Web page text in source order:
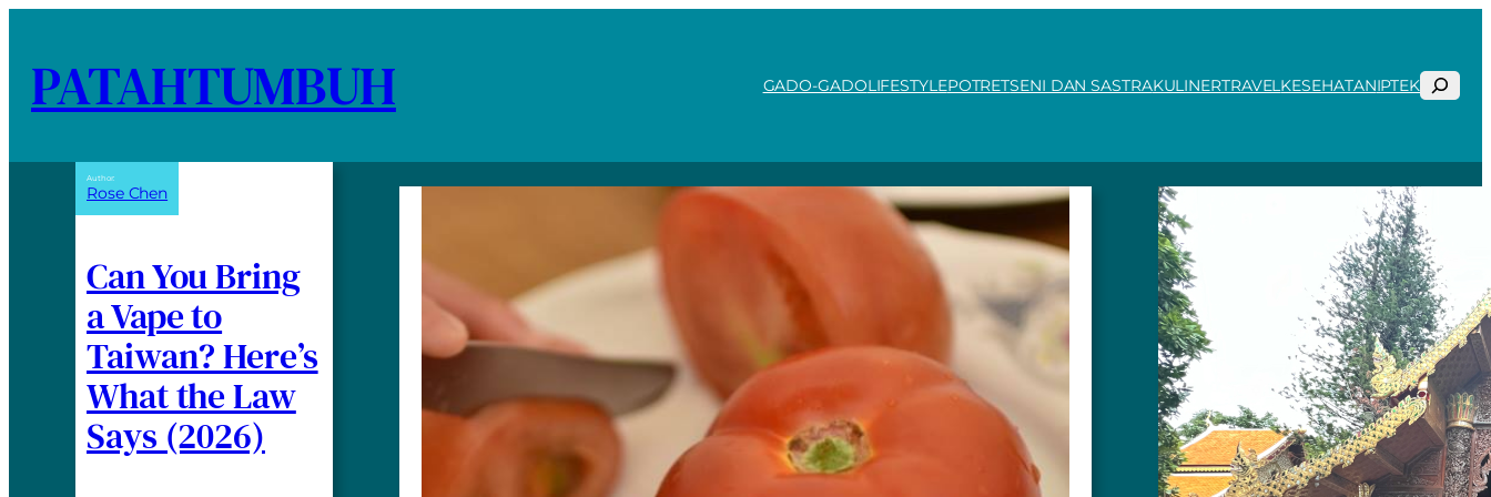
PATAHTUMBUH GADO-GADOLIFESTYLEPOTRETSENI DAN SASTRAKULINERTRAVELKESEHATANIPTEKSearch
Author:
Rose Chen
Can You Bring
a Vape to
Taiwan? Here’s
What the Law
Says (2026)